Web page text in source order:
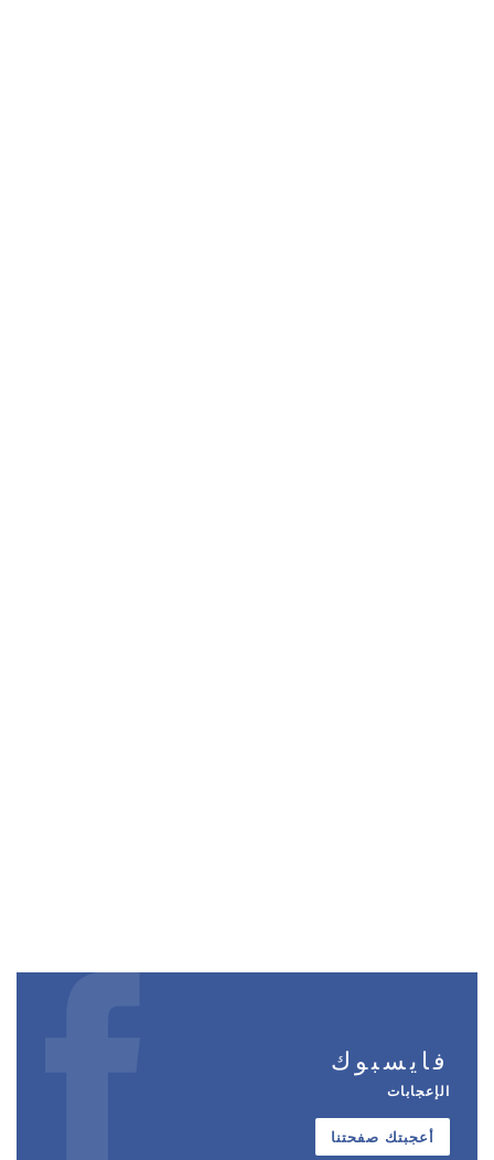
فايسبوك
الإعجابات
أعجبتك صفحتنا